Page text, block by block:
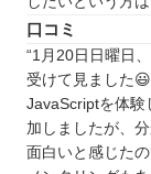
口コミ
“1月20日日曜日
受けて見ました😃
JavaScriptを体験
加しましたが、
面白いと感じた